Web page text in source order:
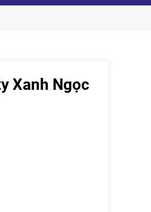
Xanh Ngọc